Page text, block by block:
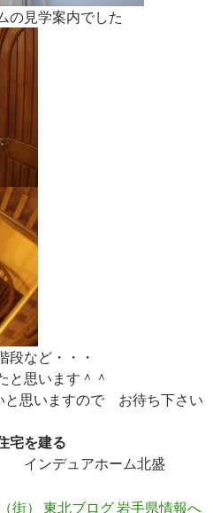
の見学案内でした
など・・・
と思います＾＾
思いますので お待ち下さい
宅を建る
ーム北盛